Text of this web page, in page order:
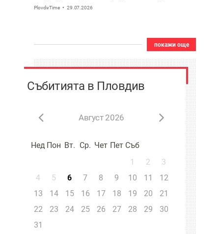
PlovdivTime 29.07.2026
покажи още
Събитията в Пловдив
Август 2026
Нед Пон Вт. Ср. Чет Пет Съб
1
2
3
4
5 6 7 8 9 10 11
12
13
14 15 16 17 18 19 20
21
22
23 24 25 26 27 28 29
30
31